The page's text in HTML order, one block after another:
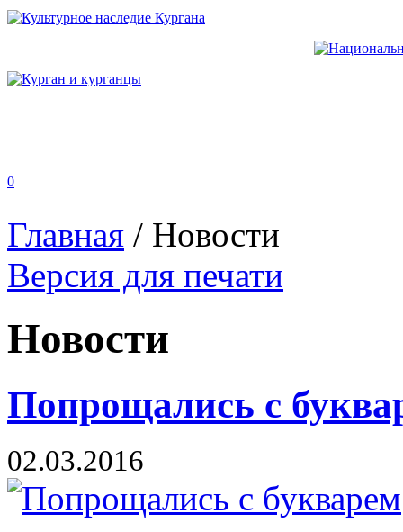
0
Главная / Новости
Версия для печати
Новости
Попрощались с
02.03.2016